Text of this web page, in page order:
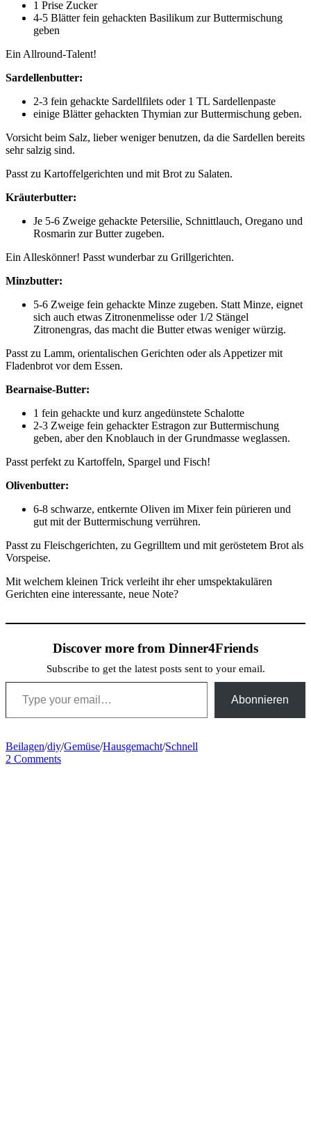
1 Prise Zucker
4-5 Blätter fein gehackten Basilikum zur Buttermischung
geben
Ein Allround-Talent!
Sardellenbutter:
2-3 fein gehackte Sardellfilets oder 1 TL Sardellenpaste
einige Blätter gehackten Thymian zur Buttermischung geben.
Vorsicht beim Salz, lieber weniger benutzen, da die Sardellen bereits
sehr salzig sind.
Passt zu Kartoffelgerichten und mit Brot zu Salaten.
Kräuterbutter:
Je 5-6 Zweige gehackte Petersilie, Schnittlauch, Oregano und
Rosmarin zur Butter zugeben.
Ein Alleskönner! Passt wunderbar zu Grillgerichten.
Minzbutter:
5-6 Zweige fein gehackte Minze zugeben. Statt Minze, eignet
sich auch etwas Zitronenmelisse oder 1/2 Stängel
Zitronengras, das macht die Butter etwas weniger würzig.
Passt zu Lamm, orientalischen Gerichten oder als Appetizer mit
Fladenbrot vor dem Essen.
Bearnaise-Butter:
1 fein gehackte und kurz angedünstete Schalotte
2-3 Zweige fein gehackter Estragon zur Buttermischung
geben, aber den Knoblauch in der Grundmasse weglassen.
Passt perfekt zu Kartoffeln, Spargel und Fisch!
Olivenbutter:
6-8 schwarze, entkernte Oliven im Mixer fein pürieren und
gut mit der Buttermischung verrühren.
Passt zu Fleischgerichten, zu Gegrilltem und mit geröstetem Brot als
Vorspeise.
Mit welchem kleinen Trick verleiht ihr eher umspektakulären
Gerichten eine interessante, neue Note?
Discover more from Dinner4Friends
Subscribe to get the latest posts sent to your email.
Type your email…
Abonnieren
Beilagen/diy/Gemüse/Hausgemacht/Schnell
2 Comments